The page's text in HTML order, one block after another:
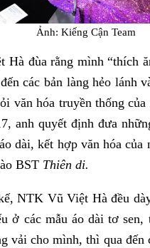
Ảnh: Kiếng Cận Team
Hà đùa rằng mình “thích
các bản làng hẻo lánh
văn hóa truyền thống
anh quyết định đưa
dài, kết hợp văn hóa của
BST Thiên di.
NTK Vũ Việt Hà đều
ở các mẫu áo dài tơ sen,
vải cho mình, thì qua đến